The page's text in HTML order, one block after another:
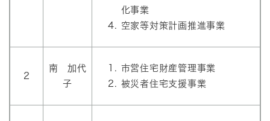
化事業
空家等対策計画推進事業
2
南 加代
子
市営住宅財産管理事業
被災者住宅支援事業